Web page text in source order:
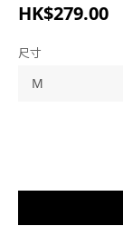
HK$279.00
尺寸